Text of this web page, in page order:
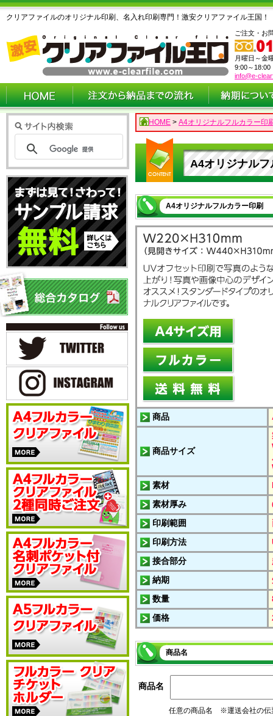
クリアファイルのオリジナル印刷、名入れ印刷専門！激安クリアファイル王国！
ご注文・お
月曜日～金
9:00～18:00
info@e-
HOME > A4オリジナルフルカラー印
A4オリジナル
A4オリジナルフルカラー印刷
商品
商品サイズ
素材
素材厚み
印刷範囲
印刷方法
接合部分
納期
数量
価格
商品名
商品名
任意の商品名 ※運送会社の伝